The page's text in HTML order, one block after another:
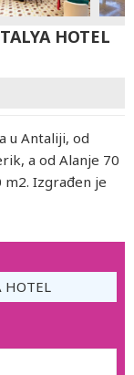
HOTEL
u Antaliji, od
a od Alanje 70
m2. Izgrađen je
HOTEL